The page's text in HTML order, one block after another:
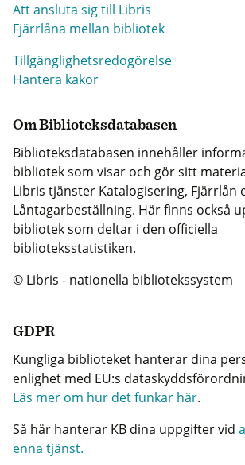
Att ansluta sig till Libris
Fjärrlåna mellan bibliotek
Tillgänglighetsredogörelse
Hantera kakor
Om Biblioteksdatabasen
Biblioteksdatabasen innehåller
bibliotek som visar och gör sitt
Libris tjänster Katalogisering, Fjärrlån
Låntagarbeställning. Här finns också
bibliotek som deltar i den officiella
biblioteksstatistiken.
© Libris - nationella bibliotekssystem
GDPR
Kungliga biblioteket hanterar dina
enlighet med EU:s
Läs mer om hur det funkar här.
Så här hanterar KB dina uppgifter vid
enna tjänst.